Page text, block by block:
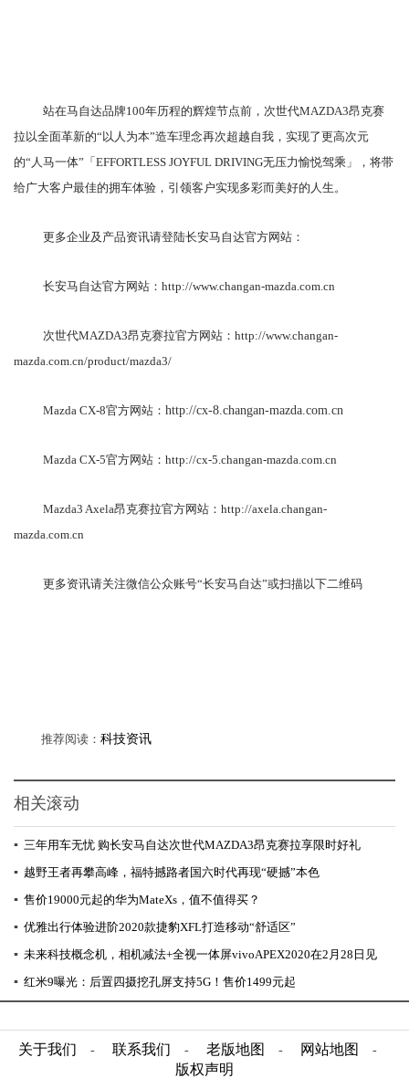
站在马自达品牌100年历程的辉煌节点前，次世代MAZDA3昂克赛
拉以全面革新的“以人为本”造车理念再次超越自我，实现了更高次元
的“人马一体”「EFFORTLESS JOYFUL DRIVING无压力愉悦驾乘」，将带
给广大客户最佳的拥车体验，引领客户实现多彩而美好的人生。
更多企业及产品资讯请登陆长安马自达官方网站：
长安马自达官方网站：http://www.changan-mazda.com.cn
次世代MAZDA3昂克赛拉官方网站：http://www.changan-
mazda.com.cn/product/mazda3/
Mazda CX-8官方网站： http://cx-8.changan-mazda.com.cn
Mazda CX-5官方网站：http://cx-5.changan-mazda.com.cn
Mazda3 Axela昂克赛拉官方网站：http://axela.changan-
mazda.com.cn
更多资讯请关注微信公众账号“长安马自达”或扫描以下二维码
推荐阅读： 科技资讯
相关滚动
▪ 三年用车无忧 购长安马自达次世代MAZDA3昂克赛拉享限时好礼
▪ 越野王者再攀高峰，福特撼路者国六时代再现“硬撼”本色
▪ 售价19000元起的华为MateXs，值不值得买？
▪ 优雅出行体验进阶2020款捷豹XFL打造移动“舒适区”
▪ 未来科技概念机，相机减法+全视一体屏vivoAPEX2020在2月28日见
▪ 红米9曝光：后置四摄挖孔屏支持5G！售价1499元起
关于我们 - 联系我们 - 老版地图 - 网站地图 -
版权声明